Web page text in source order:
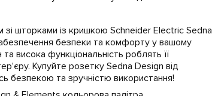
шторками із кришкою Schneider Electric Sedna
безпеки та комфорту у вашому
висока функціональність роблять її
Купуйте розетку Sedna Design від
безпекою та зручністю використання!